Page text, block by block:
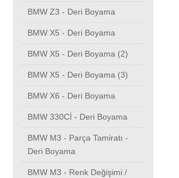
BMW Z3 - Deri Boyama
BMW X5 - Deri Boyama
BMW X5 - Deri Boyama (2)
BMW X5 - Deri Boyama (3)
BMW X6 - Deri Boyama
BMW 330Cİ - Deri Boyama
BMW M3 - Parça Tamiratı -
Deri Boyama
BMW M3 - Renk Değişimi /